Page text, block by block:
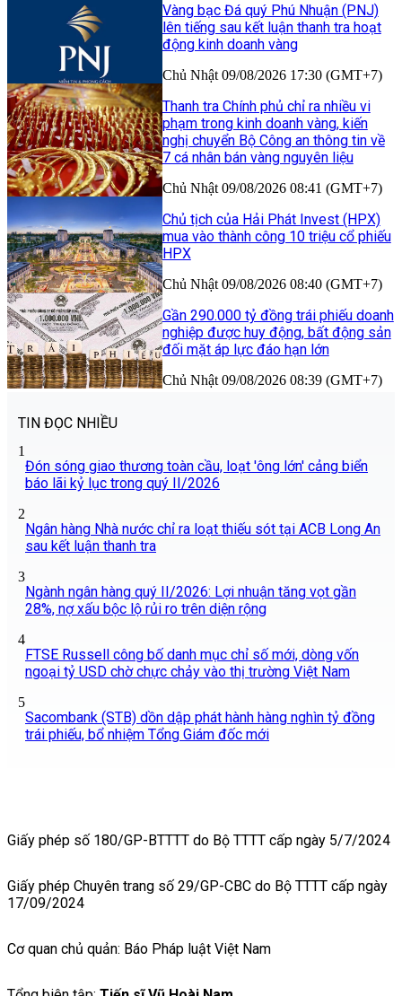
Vàng bạc Đá quý Phú Nhuận (PNJ)
lên tiếng sau kết luận thanh tra hoạt
động kinh doanh vàng
Chủ Nhật 09/08/2026 17:30 (GMT+7)
Thanh tra Chính phủ chỉ ra nhiều vi
phạm trong kinh doanh vàng, kiến
nghị chuyển Bộ Công an thông tin về
7 cá nhân bán vàng nguyên liệu
Chủ Nhật 09/08/2026 08:41 (GMT+7)
Chủ tịch của Hải Phát Invest (HPX)
mua vào thành công 10 triệu cổ phiếu
HPX
Chủ Nhật 09/08/2026 08:40 (GMT+7)
Gần 290.000 tỷ đồng trái phiếu doanh
nghiệp được huy động, bất động sản
đối mặt áp lực đáo hạn lớn
Chủ Nhật 09/08/2026 08:39 (GMT+7)
TIN ĐỌC NHIỀU
1
Đón sóng giao thương toàn cầu, loạt 'ông lớn' cảng biển
báo lãi kỷ lục trong quý II/2026
2
Ngân hàng Nhà nước chỉ ra loạt thiếu sót tại ACB Long An
sau kết luận thanh tra
3
Ngành ngân hàng quý II/2026: Lợi nhuận tăng vọt gần
28%, nợ xấu bộc lộ rủi ro trên diện rộng
4
FTSE Russell công bố danh mục chỉ số mới, dòng vốn
ngoại tỷ USD chờ chực chảy vào thị trường Việt Nam
5
Sacombank (STB) dồn dập phát hành hàng nghìn tỷ đồng
trái phiếu, bổ nhiệm Tổng Giám đốc mới
Giấy phép số 180/GP-BTTTT do Bộ TTTT cấp ngày 5/7/2024
Giấy phép Chuyên trang số 29/GP-CBC do Bộ TTTT cấp ngày
17/09/2024
Cơ quan chủ quản: Báo Pháp luật Việt Nam